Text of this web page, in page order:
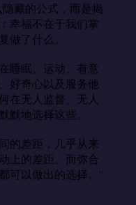
藏的公式，而是揭
幸福不在于我们掌
做了什么。
睡眠、运动、有意
好奇心以及服务他
在无人监督、无人
默地选择这些。
的差距，几乎从来
上的差距。而弥合
可以做出的选择。”